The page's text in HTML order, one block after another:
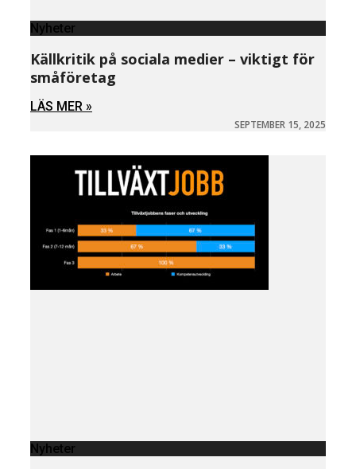
Nyheter
Källkritik på sociala medier – viktigt för
småföretag
LÄS MER »
SEPTEMBER 15, 2025
Nyheter